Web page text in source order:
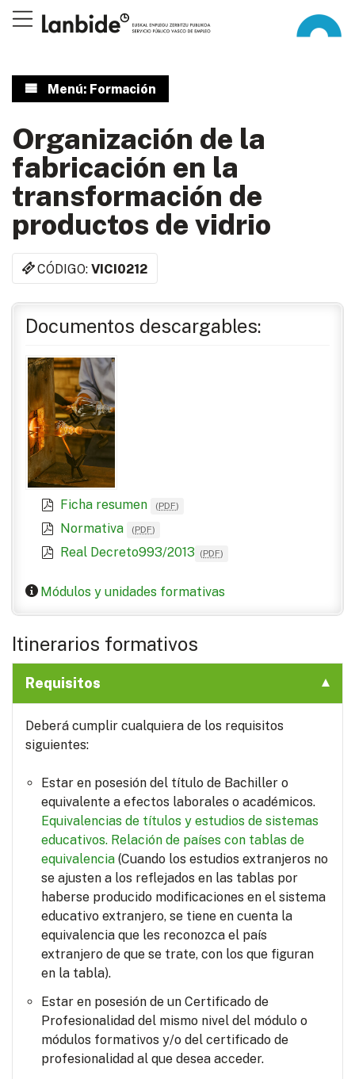
Menú: Formación
Organización de la
fabricación en la
transformación de
productos de vidrio
CÓDIGO:VICI0212
Documentos descargables:
Ficha resumen (PDF)
Normativa (PDF)
Real Decreto993/2013 (PDF)
Módulos y unidades formativas
Itinerarios formativos
Requisitos
Deberá cumplir cualquiera de los requisitos
siguientes:
Estar en posesión del título de Bachiller o
equivalente a efectos laborales o académicos.
Equivalencias de títulos y estudios de sistemas
educativos. Relación de países con tablas de
equivalencia (Cuando los estudios extranjeros no
se ajusten a los reflejados en las tablas por
haberse producido modificaciones en el sistema
educativo extranjero, se tiene en cuenta la
equivalencia que les reconozca el país
extranjero de que se trate, con los que figuran
en la tabla).
Estar en posesión de un Certificado de
Profesionalidad del mismo nivel del módulo o
módulos formativos y/o del certificado de
profesionalidad al que desea acceder.